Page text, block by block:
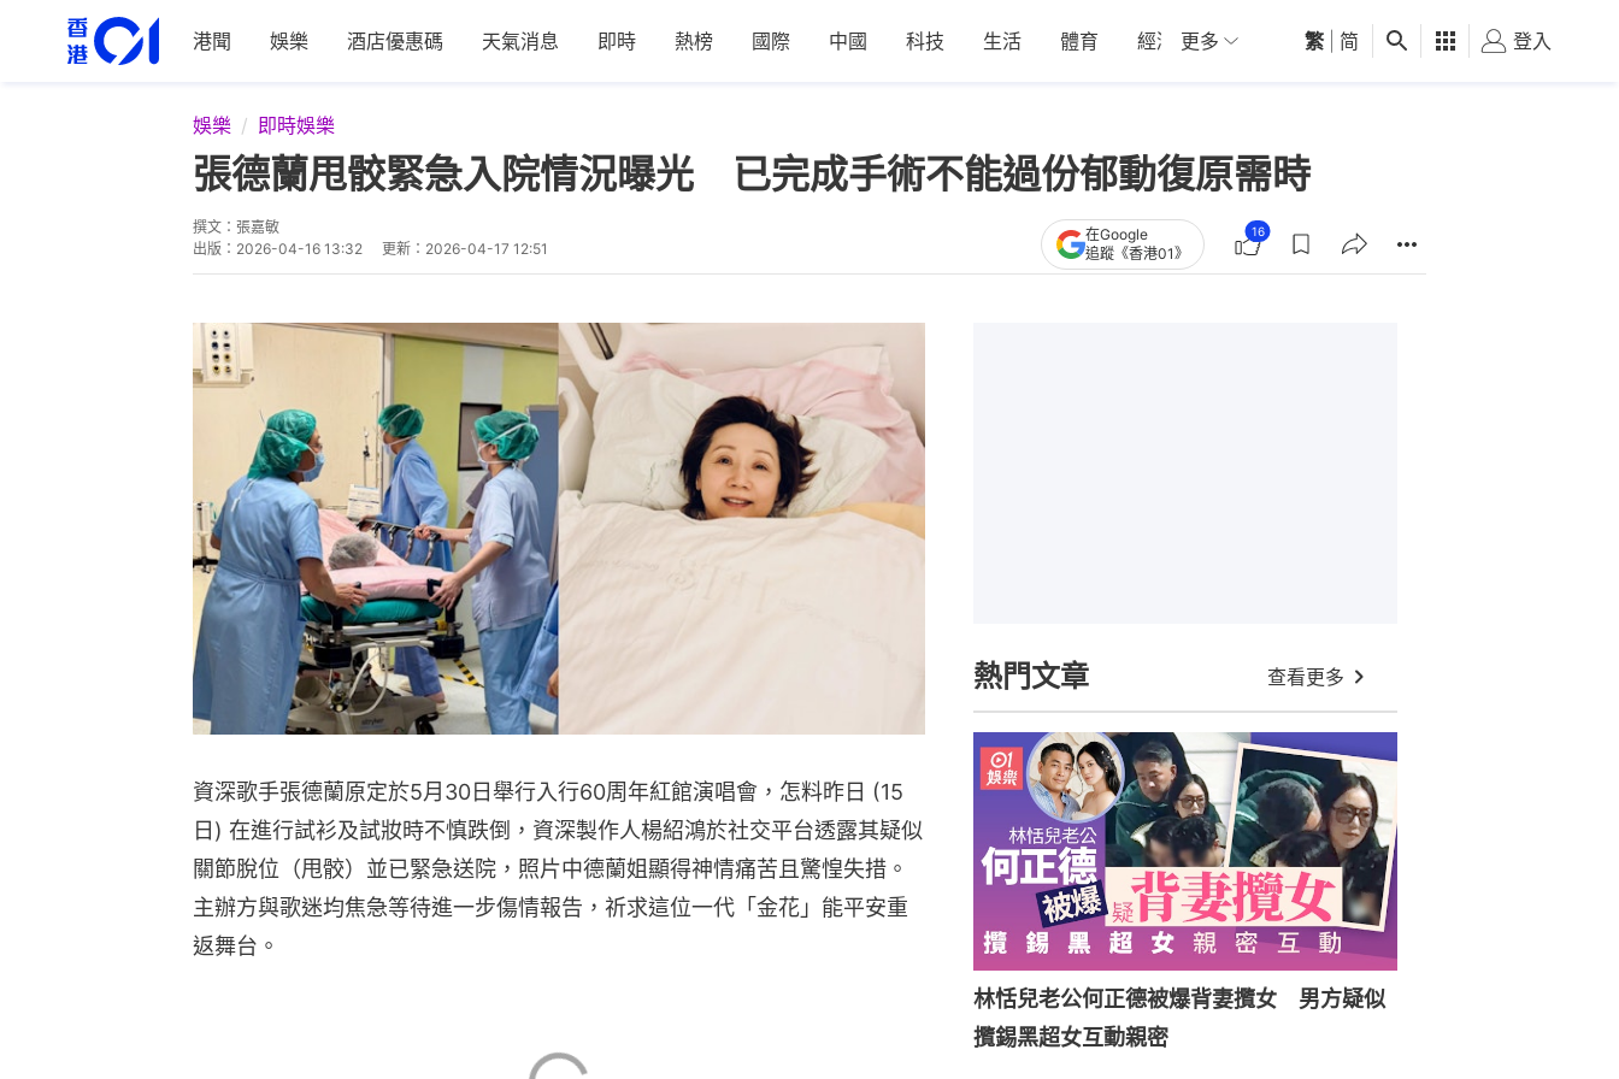
港聞 娛樂 酒店優惠碼 天氣消息 即時 熱榜 國際 中國 科技 生活 體育 經濟 01深圳 觀點 健康 好食玩飛
更多 繁 简 登入
娛樂 即時娛樂
張德蘭甩骹緊急入院情況曝光 已完成手術不能過份郁動復原需時
撰文： 張嘉敏
出版： 2026-04-16 13:32 更新： 2026-04-17 12:51
在Google
追蹤《香港01》
16
資深歌手張德蘭原定於5月30日舉行入行60周年紅館演唱會，怎料昨日 (15
日) 在進行試衫及試妝時不慎跌倒，資深製作人楊紹鴻於社交平台透露其疑似
關節脫位（甩骹）並已緊急送院，照片中德蘭姐顯得神情痛苦且驚惶失措。
主辦方與歌迷均焦急等待進一步傷情報告，祈求這位一代「金花」能平安重
返舞台。
熱門文章 查看更多
林恬兒老公何正德被爆背妻攬女 男方疑似
攬錫黑超女互動親密